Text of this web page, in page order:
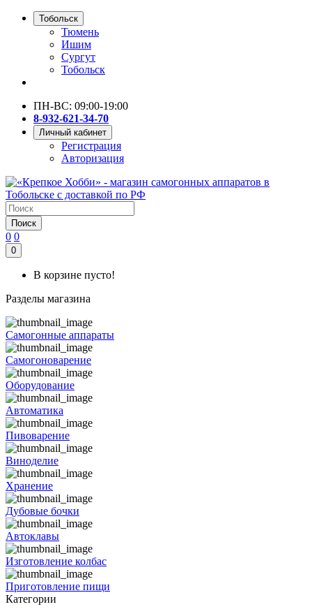
Тобольск
Тюмень
Ишим
Сургут
Тобольск
ПН-ВС: 09:00-19:00
8-932-621-34-70
Личный кабинет
Регистрация
Авторизация
Поиск
0 0
0
В корзине пусто!
Разделы магазина
Самогонные аппараты
Самогоноварение
Оборудование
Автоматика
Пивоварение
Виноделие
Хранение
Дубовые бочки
Автоклавы
Изготовление колбас
Приготовление пищи
Категории